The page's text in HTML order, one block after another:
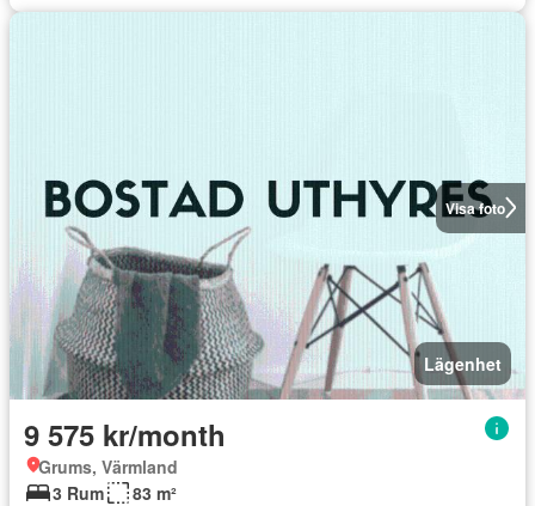
Visa foto
Lägenhet
9 575 kr/month
Grums, Värmland
3 Rum
83 m²